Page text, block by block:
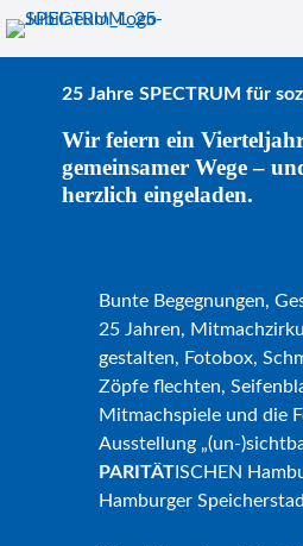
25 Jahre SPECTRUM für
Wir feiern ein
gemeinsamer Wege –
herzlich eingeladen.
Bunte Begegnungen,
25 Jahren,
gestalten, Fotobox,
Zöpfe flechten,
Mitmachspiele und die
Ausstellung „(un-
PARITÄT ISCHEN
Hamburger